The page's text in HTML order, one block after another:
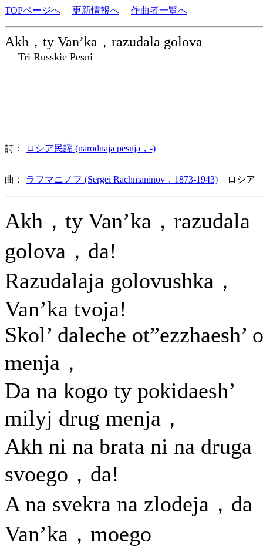
TOPページへ 更新情報へ 作曲者一覧へ
Akh，ty Van’ka，razudala golova
Tri Russkie Pesni
詩： ロシア民謡 (narodnaja pesnja，-)
曲： ラフマニノフ (Sergei Rachmaninov，1873-1943) ロシア
Akh，ty Van’ka，razudala
golova，da!
Razudalaja golovushka，
Van’ka tvoja!
Skol’ daleche ot”ezzhaesh’
menja，
Da na kogo ty pokidaesh’
milyj drug menja，
Akh ni na brata ni na druga
svoego，da!
A na svekra na zlodeja，da
Van’ka，moego